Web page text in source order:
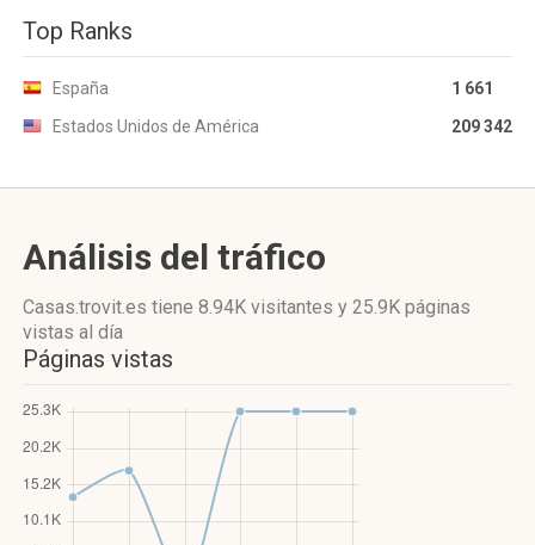
Top Ranks
España
1 661
Estados Unidos de América
209 342
Análisis del tráfico
Casas.trovit.es tiene 8.94K visitantes y 25.9K páginas
vistas al día
Páginas vistas